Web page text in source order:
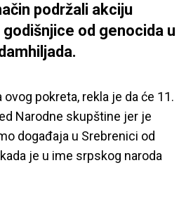
podržali akciju
od genocida u
pokreta, rekla je da će 11.
Narodne skupštine jer je
događaja u Srebrenici od
je u ime srpskog naroda